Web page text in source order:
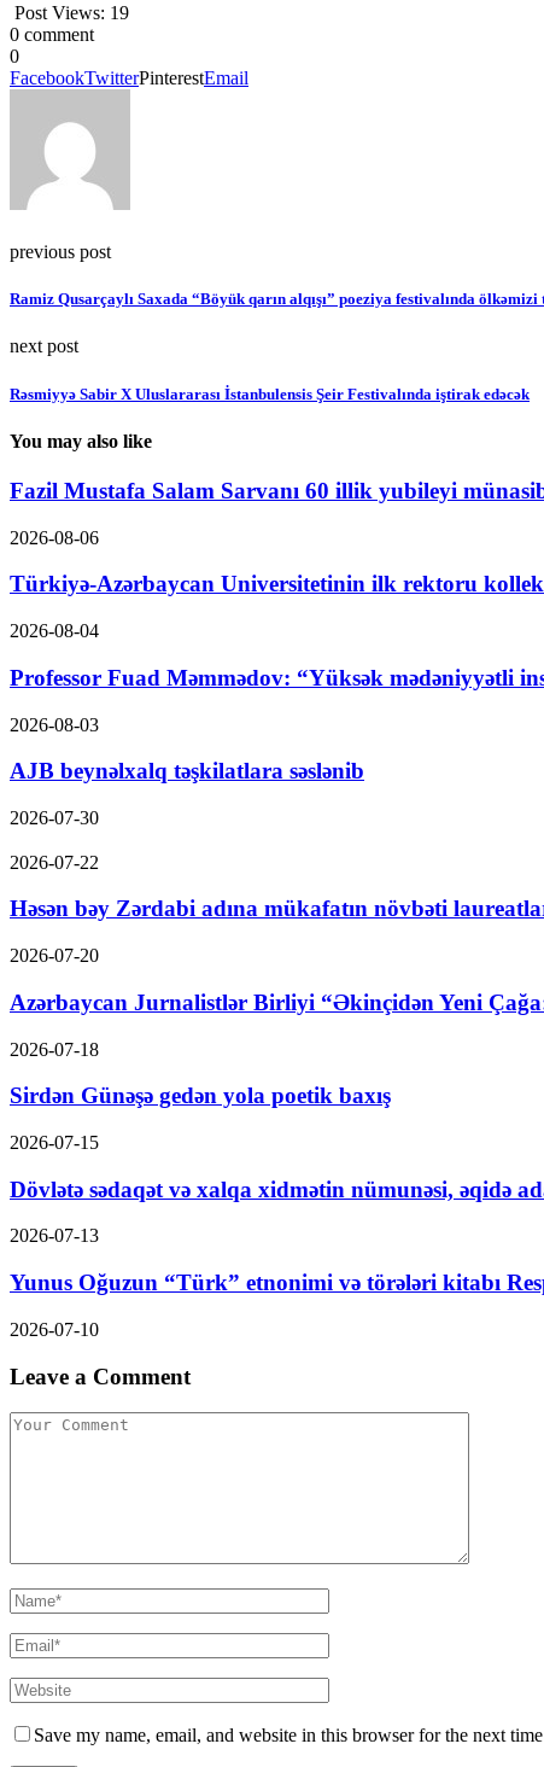
Post Views: 19
0 comment
0
FacebookTwitterPinterestEmail
previous post
Ramiz Qusarçaylı Saxada “Böyük qarın alqışı” poeziya festivalında
next post
Rəsmiyyə Sabir X Uluslararası İstanbulensis Şeir Festivalında iştirak edəcək
You may also like
Fazil Mustafa Salam Sarvanı 60 illik yubileyi
2026-08-06
Türkiyə-Azərbaycan Universitetinin ilk rektoru
2026-08-04
Professor Fuad Məmmədov: “Yüksək mədəniyyətli
2026-08-03
AJB beynəlxalq təşkilatlara səslənib
2026-07-30
2026-07-22
Həsən bəy Zərdabi adına mükafatın növbəti
2026-07-20
Azərbaycan Jurnalistlər Birliyi “Əkinçidən Yeni
2026-07-18
Sirdən Günəşə gedən yola poetik baxış
2026-07-15
Dövlətə sədaqət və xalqa xidmətin nümunəsi, əqidə
2026-07-13
Yunus Oğuzun “Türk” etnonimi və törələri kitabı
2026-07-10
Leave a Comment
Save my name, email, and website in this browser for the next